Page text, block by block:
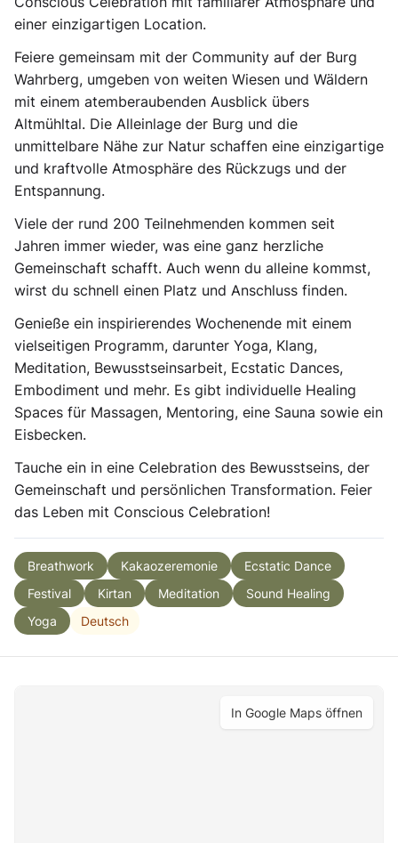
einer einzigartigen Location.
Feiere gemeinsam mit der Community auf der Burg
Wahrberg, umgeben von weiten Wiesen und Wäldern
mit einem atemberaubenden Ausblick übers
Altmühltal. Die Alleinlage der Burg und die
unmittelbare Nähe zur Natur schaffen eine einzigartige
und kraftvolle Atmosphäre des Rückzugs und der
Entspannung.
Viele der rund 200 Teilnehmenden kommen seit
Jahren immer wieder, was eine ganz herzliche
Gemeinschaft schafft. Auch wenn du alleine kommst,
wirst du schnell einen Platz und Anschluss finden.
Genieße ein inspirierendes Wochenende mit einem
vielseitigen Programm, darunter Yoga, Klang,
Meditation, Bewusstseinsarbeit, Ecstatic Dances,
Embodiment und mehr. Es gibt individuelle Healing
Spaces für Massagen, Mentoring, eine Sauna sowie ein
Eisbecken.
Tauche ein in eine Celebration des Bewusstseins, der
Gemeinschaft und persönlichen Transformation. Feier
das Leben mit Conscious Celebration!
Breathwork Kakaozeremonie
Ecstatic Dance
Festival
Kirtan Meditation
Sound Healing
Yoga
Deutsch
In Google Maps öffnen